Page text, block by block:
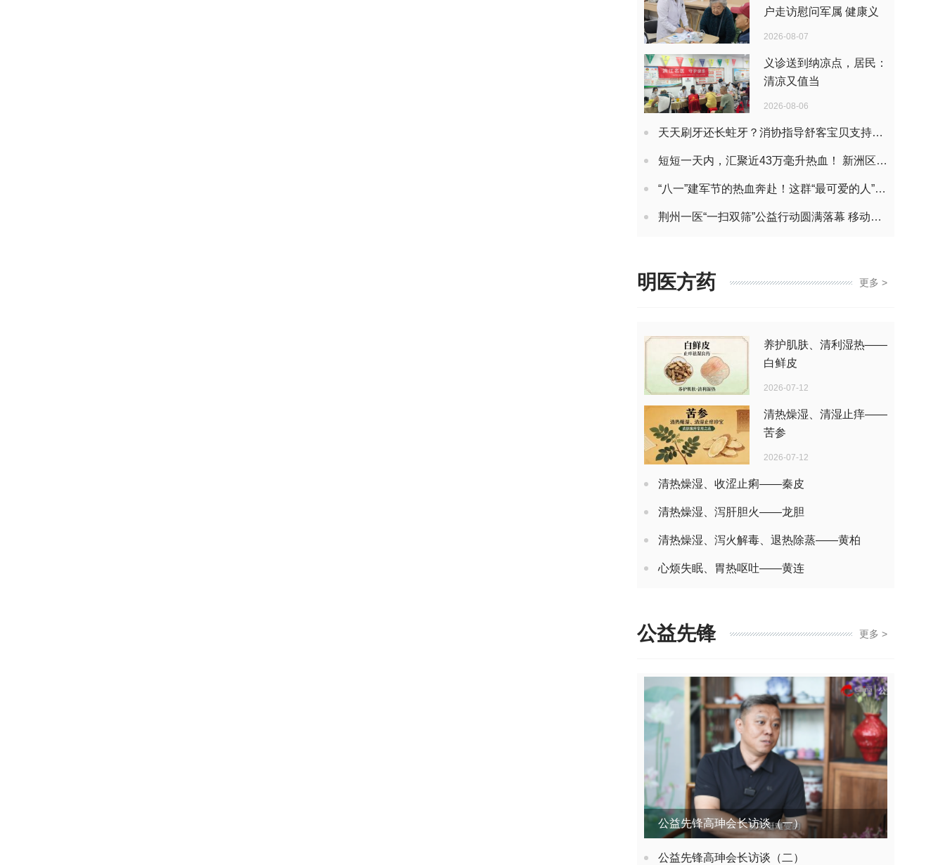
户走访慰问军属 健康义
2026-08-07
义诊送到纳凉点，居民：
清凉又值当
2026-08-06
天天刷牙还长蛀牙？消协指导舒客宝贝支持发布官方指南划重点：抗糖酸+科学含氟才是防蛀关键
短短一天内，汇聚近43万毫升热血！ 新洲区1755人共赴热血之约
“八一”建军节的热血奔赴！这群“最可爱的人”挽臂献血致敬荣光岁月
荆州一医“一扫双筛”公益行动圆满落幕 移动CT驶入社区，守护居民肺健康
明医方药 更多 >
养护肌肤、清利湿热——
白鲜皮
2026-07-12
清热燥湿、清湿止痒——
苦参
2026-07-12
清热燥湿、收涩止痢——秦皮
清热燥湿、泻肝胆火——龙胆
清热燥湿、泻火解毒、退热除蒸——黄柏
心烦失眠、胃热呕吐——黄连
公益先锋 更多 >
公益先锋高珅会长访谈（一）
公益先锋高珅会长访谈（二）